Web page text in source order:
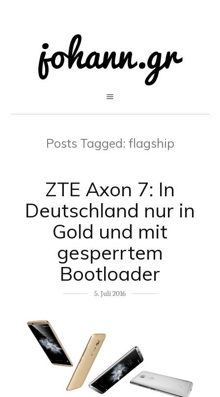
Posts Tagged: flagship
ZTE Axon 7: In
Deutschland nur in
Gold und mit
gesperrtem
Bootloader
5. Juli 2016